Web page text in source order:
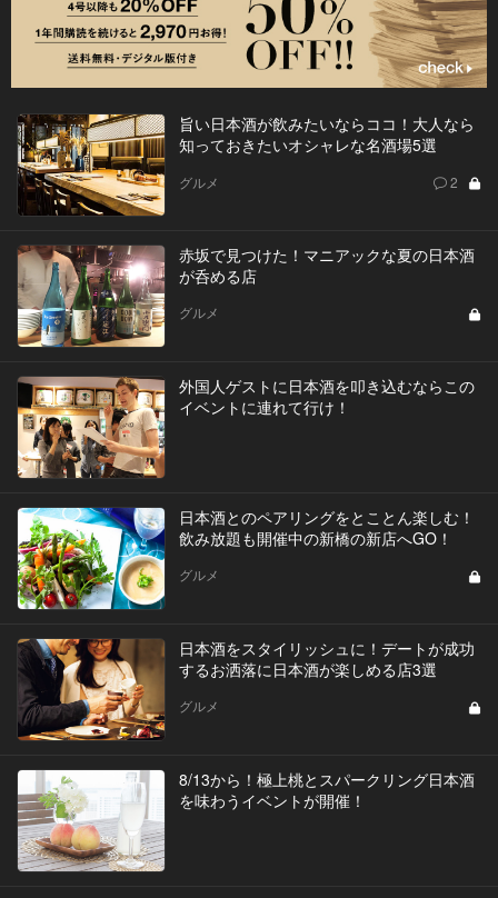
旨い日本酒が飲みたいならココ！大人なら
知っておきたいオシャレな名酒場5選
グルメ 2
赤坂で見つけた！マニアックな夏の日本酒
が呑める店
グルメ
外国人ゲストに日本酒を叩き込むならこの
イベントに連れて行け！
日本酒とのペアリングをとことん楽しむ！
飲み放題も開催中の新橋の新店へGO！
グルメ
日本酒をスタイリッシュに！デートが成功
するお洒落に日本酒が楽しめる店3選
グルメ
8/13から！極上桃とスパークリング日本酒
を味わうイベントが開催！